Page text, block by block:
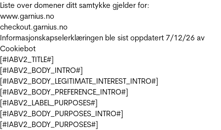
Liste over domener ditt samtykke gjelder for:
www.garnius.no
checkout.garnius.no
Informasjonskapselerklæringen ble sist oppdatert 7/12/26 av
Cookiebot
[#IABV2_TITLE#]
[#IABV2_BODY_INTRO#]
[#IABV2_BODY_LEGITIMATE_INTEREST_INTRO#]
[#IABV2_BODY_PREFERENCE_INTRO#]
[#IABV2_LABEL_PURPOSES#]
[#IABV2_BODY_PURPOSES_INTRO#]
[#IABV2_BODY_PURPOSES#]